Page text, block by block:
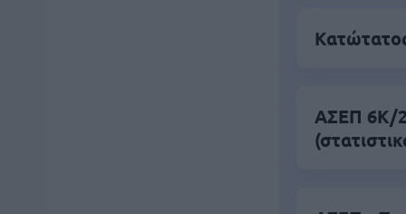
ΑΣΕΠ 6Κ/